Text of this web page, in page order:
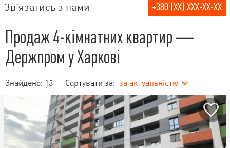
Зв'язатись з нами +380 (XX) XXX-XX-XX
Продаж 4-кімнатних квартир —
Держпром у Харкові
Знайдено: 13 Сортувати за: за актуальністю